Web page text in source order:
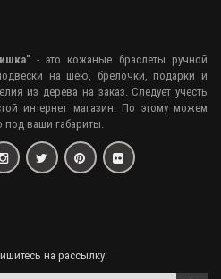
- это кожаные браслеты ручной
на шею, брелочки, подарки и
из дерева на заказ. Следует учесть
интернет магазин. По этому можем
под ваши габариты.
на рассылку: